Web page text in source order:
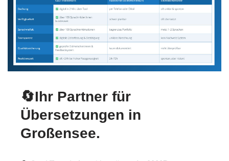
🔄Ihr Partner für
Übersetzungen in
Großensee.